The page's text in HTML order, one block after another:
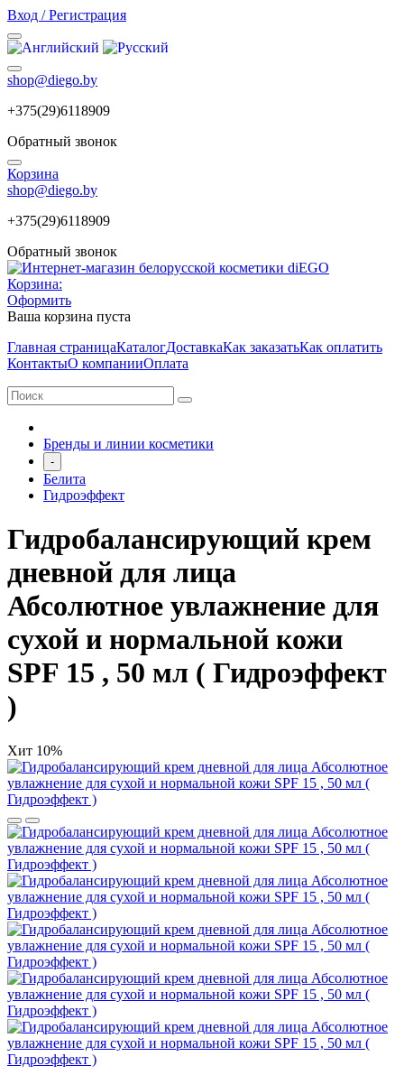
Вход / Регистрация
shop@diego.by
+375(29)6118909
Обратный звонок
Корзина
shop@diego.by
+375(29)6118909
Обратный звонок
Корзина:
Оформить
Ваша корзина пуста
Главная страницаКаталогДоставкаКак заказатьКак оплатить
КонтактыО компанииОплата
Бренды и линии косметики
-
Белита
Гидроэффект
Гидробалансирующий крем
дневной для лица
Абсолютное увлажнение для
сухой и нормальной кожи
SPF 15 , 50 мл ( Гидроэффект
)
Хит 10%